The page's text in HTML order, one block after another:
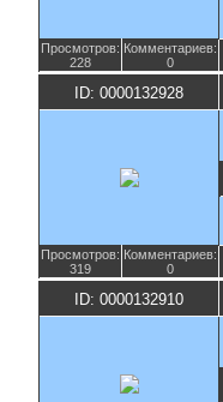
Просмотров:
228
Комментариев:
0
ID: 0000132928
Просмотров:
319
Комментариев:
0
ID: 0000132910